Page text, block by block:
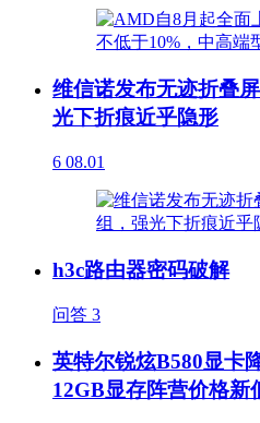
维信诺发布无迹折叠
光下折痕近乎隐形
6 08.01
h3c路由器密码破解
问答 3
英特尔锐炫B580显卡
12GB显存阵营价格新